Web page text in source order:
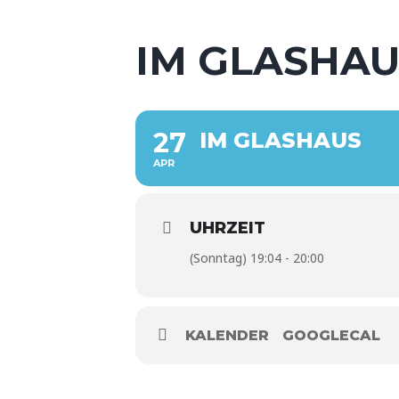
IM
27
APR
IM GLASHAUS
UHRZEIT
(Sonntag) 19:04 - 20:00
KALENDER GOOGLECAL